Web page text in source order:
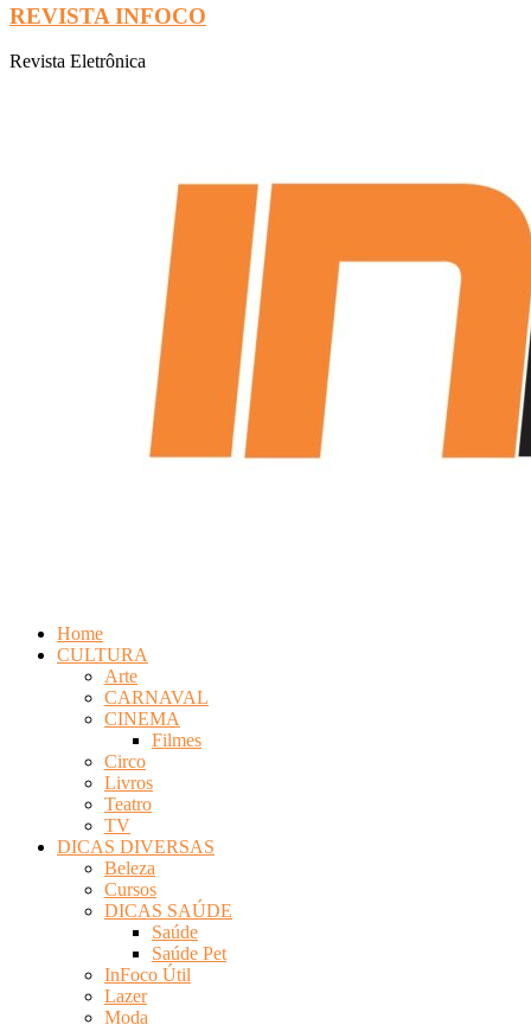
REVISTA INFOCO
Revista Eletrônica
Home
CULTURA
Arte
CARNAVAL
CINEMA
Filmes
Circo
Livros
Teatro
TV
DICAS DIVERSAS
Beleza
Cursos
DICAS SAÚDE
Saúde
Saúde Pet
InFoco Útil
Lazer
Moda